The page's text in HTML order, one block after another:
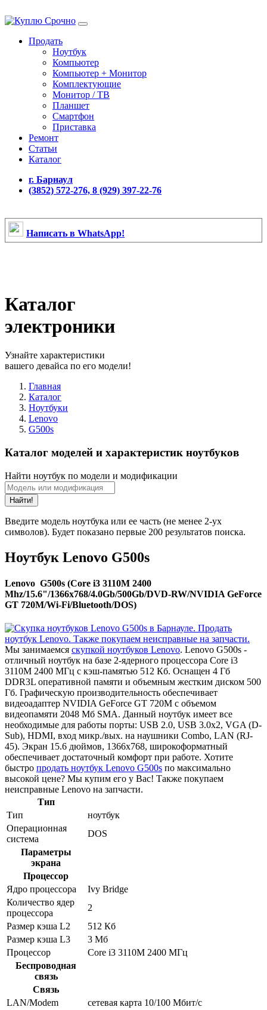
Продать
Ноутбук
Компьютер
Компьютер + Монитор
Комплектующие
Монитор / ТВ
Планшет
Смартфон
Приставка
Ремонт
Статьи
Каталог
г. Барнаул
(3852) 572-276, 8 (929) 397-22-76
Написать в WhatsApp!
Каталог
электроники
Узнайте характеристики
вашего девайса по его модели!
Главная
Каталог
Ноутбуки
Lenovo
G500s
Каталог моделей и характеристик ноутбуков
Найти ноутбук по модели и модификации
Найти!
Введите модель ноутбука или ее часть (не менее 2-ух
символов). Будет показано первые 200 результатов поиска.
Ноутбук Lenovo G500s
Lenovo G500s (Core i3 3110M 2400
Mhz/15.6"/1366x768/4.0Gb/500Gb/DVD-RW/NVIDIA GeForce
GT 720M/Wi-Fi/Bluetooth/DOS)
Мы занимаемся скупкой ноутбуков Lenovo. Lenovo G500s -
отличный ноутбук на базе 2-ядерного процессора Core i3
3110M 2400 МГц с кэш-памятью 512 Кб. Оснащен 4 Гб
DDR3L оперативной памяти и объемным жестким диском 500
Гб. Графическую производительность обеспечивает
видеоадаптер NVIDIA GeForce GT 720M с объемом
видеопамяти 2048 Мб SMA. Данный ноутбук имеет все
необходимые для работы порты: USB 2.0, USB 3.0x2, VGA (D-
Sub), HDMI, вход микр./вых. на наушники Combo, LAN (RJ-
45). Экран 15.6 дюймов, 1366x768, широкоформатный
обеспечивает достаточный комфорт при работе. Хотите
быстро продать ноутбук Lenovo G500s по максимально
высокой цене? Мы купим его у Вас! Также покупаем
неисправные Lenovo на запчасти.
Тип
Тип
ноутбук
Операционная
система
DOS
Параметры
экрана
Процессор
Ядро процессора
Ivy Bridge
Количество ядер
процессора
2
Размер кэша L2
512 Кб
Размер кэша L3
3 Мб
Процессор
Core i3 3110M 2400 МГц
Беспроводная
связь
Связь
LAN/Modem
сетевая карта 10/100 Мбит/c